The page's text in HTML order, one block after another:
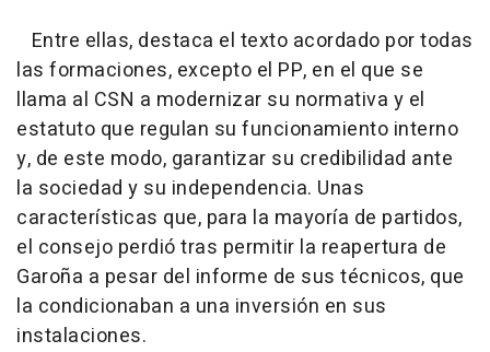
Entre ellas, destaca el texto acordado por todas
las formaciones, excepto el PP, en el que se
llama al CSN a modernizar su normativa y el
estatuto que regulan su funcionamiento interno
y, de este modo, garantizar su credibilidad ante
la sociedad y su independencia. Unas
características que, para la mayoría de partidos,
el consejo perdió tras permitir la reapertura de
Garoña a pesar del informe de sus técnicos, que
la condicionaban a una inversión en sus
instalaciones.